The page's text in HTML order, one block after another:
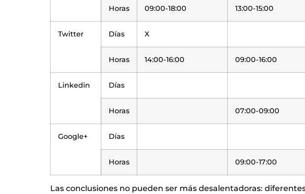
Horas 09:00-18:00 13:00-15:00
Twitter Días X
Horas 14:00-16:00 09:00-16:00
Linkedin Días
Horas 07:00-09:00
Google+ Días
Horas 09:00-17:00
Las conclusiones no pueden ser más desalentadoras: